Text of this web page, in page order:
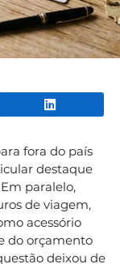
WhatsApp
fora do país
destaque
paralelo,
de viagem,
acessório
do orçamento
deixou de